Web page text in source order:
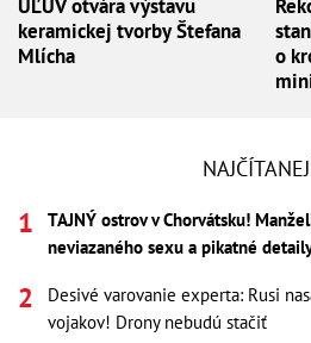
ÚĽUV otvára výstavu
keramickej tvorby Štefana
Mlícha
o
TAJNÝ ostrov v Chorvátsku!
neviazaného sexu a pikatné
Desivé varovanie experta: Rusi
vojakov! Drony nebudú stačiť